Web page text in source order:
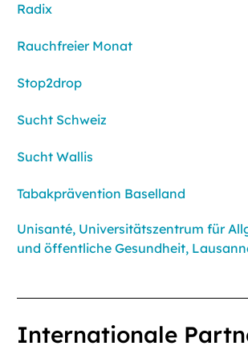
Radix
Rauchfreier Monat
Stop2drop
Sucht Schweiz
Sucht Wallis
Tabakprävention Baselland
Unisanté, Universitätszentrum für
und öffentliche Gesundheit,
Internationale